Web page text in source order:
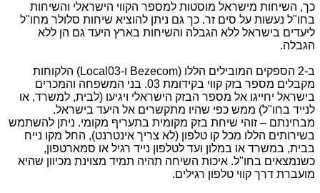
כך, השיחות מישראל מוסטות למספר הקווי הישראלי והשיחות
בחו"ל נעשות על סים זר. כך גם ניתן להוציא שיחות סלולר מחו"ל
ליעדים בישראל ללא הגבלה והשיחות בארץ היעד גם הן ללא
הגבלה.
ב-2 הספקים המובילים הללו ( Bezecom ו-Local03) הלקוחות
מקבלים מספר בזק קווי בקידומת 03. בני המשפחה והמכרים
בישראל יחייגו אל מספר הבזק הישראלי ויגיעו (לבית, למשרד, או
לנייד בחו"ל) ממש כפי שהיו מתקשרים אל היעד בישראל.
מבחינתם – זוהי שיחת בזק מקומית בתעריף מקומי. ניתן להשתמש
בשירותים הללו מכל קו טלפון (לא צריך אינטרנט), החל מקו נייח
בבית, במשרד או במלון ועד לטלפון נייד רגיל או סמארטפון,
כשנמצאים בחו"ל. איכות השיחה תהיה תמיד מצוינת מכיוון שהיא
מועברת דרך קווי טלפון רגילים.